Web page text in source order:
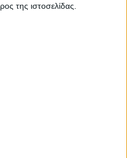
της ιστοσελίδας.